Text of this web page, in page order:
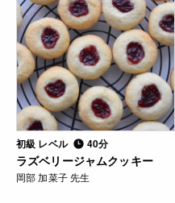
初級 レベル 40分
ラズベリージャムクッキー
岡部 加菜子 先生